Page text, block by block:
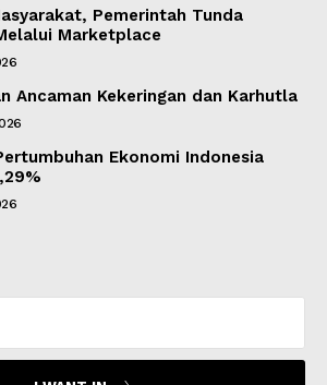
Pemerintah Tunda
Marketplace
Ancaman Kekeringan dan Karhutla
Ekonomi Indonesia